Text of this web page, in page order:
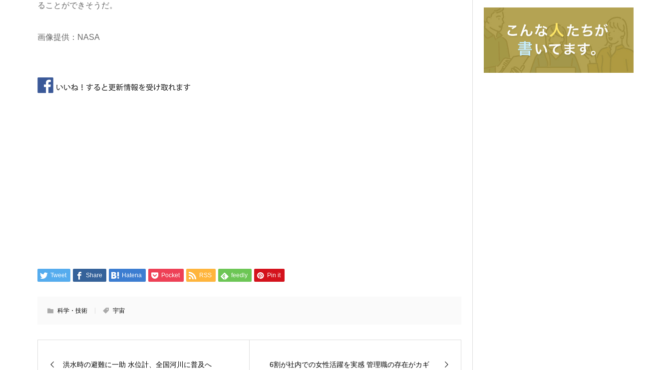
ることができそうだ。
画像提供：NASA
Tweet Share Hatena Pocket RSS feedly Pin it
科学・技術 宇宙
洪水時の避難に一助 水位計、全国河川に普及へ 6割が社内での女性活躍を実感 管理職の存在がカギ